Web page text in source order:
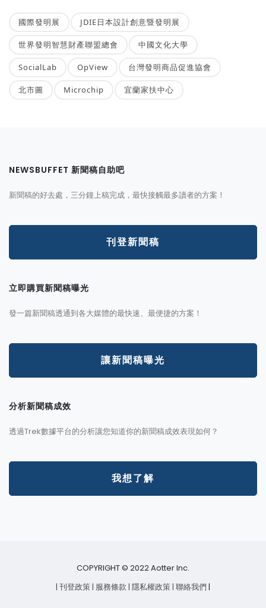
國際發明展 JDIE日本設計創意暨發明展
世界發明智慧財產聯盟總會 中國文化大學
SocialLab OpView 台灣發明商品促進協會
北市圖 Microchip 宜蘭家扶中心
NEWSBUFFET 新聞稿自助吧
新聞稿的好去處，三分鐘上稿完成，最快接觸最多讀者的方案！
刊登新聞稿
立即購買新聞稿曝光
發一篇新聞稿透通到各大媒體的最快速、最便捷的方案！
讓新聞稿曝光
分析新聞稿成效
透過Trek數據平台的分析讓您知道你的新聞稿成效表現如何？
我想了解
COPYRIGHT © 2022 Aotter Inc.
| 刊登政策| 服務條款 | 隱私權政策| 聯絡我們 |